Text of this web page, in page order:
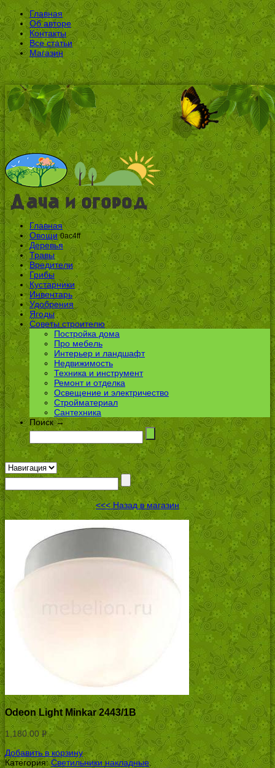
Главная
Об авторе
Контакты
Все статьи
Магазин
Главная
Овощи 0ac4ff
Деревья
Травы
Вредители
Грибы
Кустарники
Инвентарь
Удобрения
Ягоды
Советы строителю
Постройка дома
Про мебель
Интерьер и ландшафт
Недвижимость
Техника и инструмент
Ремонт и отделка
Освещение и электричество
Стройматериал
Сантехника
Поиск →
<<< Назад в магазин
Odeon Light Minkar 2443/1B
1,180.00 Р
УБ.
Добавить в корзину
Категория:Светильники накладные.